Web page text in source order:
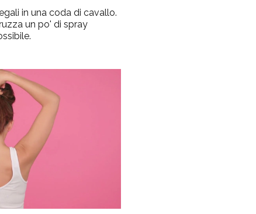
in una coda di cavallo.
un po' di spray